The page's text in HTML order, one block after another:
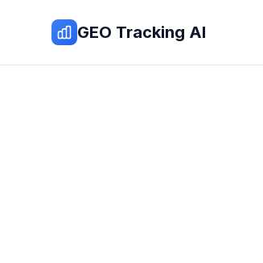
Zum Inhalt springen
GEO Tracking AI